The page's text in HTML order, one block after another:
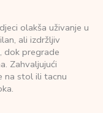
olakša uživanje u
ali izdržljiv
dok pregrade
Zahvaljujući
na stol ili tacnu